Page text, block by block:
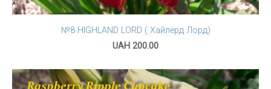
№8 HIGHLAND LORD ( Хайлерд Лорд)
UAH 200.00